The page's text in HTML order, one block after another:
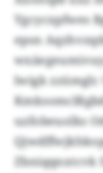
Ygcycxpfwes
epsn
lwigk zzümglc
uzfobeuolks
Zbniqqnxtcvk